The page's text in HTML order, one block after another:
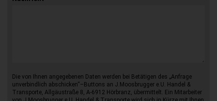
Die von Ihnen angegebenen Daten werden bei Betätigen des „Anfrage
unverbindlich abschicken“–Buttons an J.Moosbrugger e.U. Handel &
Transporte, Allgäustraße 8, A-6912 Hörbranz, übermittelt. Ein Mitarbeiter